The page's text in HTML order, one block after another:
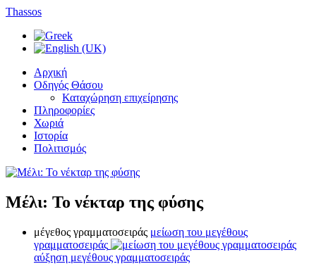
Thassos
Αρχική
Οδηγός Θάσου
Καταχώρηση επιχείρησης
Πληροφορίες
Χωριά
Ιστορία
Πολιτισμός
Μέλι: Το νέκταρ της φύσης
μέγεθος γραμματοσειράς μείωση του μεγέθους
γραμματοσειράς
αύξηση μεγέθους γραμματοσειράς